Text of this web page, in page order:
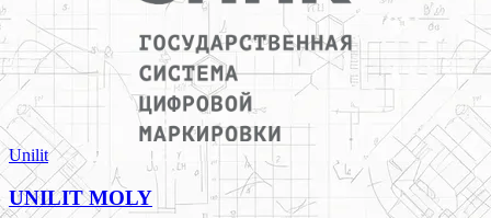
Unilit
UNILIT MOLY